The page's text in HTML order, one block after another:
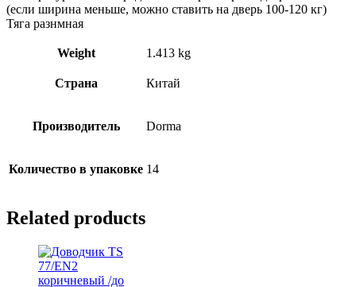
(если ширина меньше, можно ставить на дверь 100-120 кг)
Тяга разнмная
Weight 1.413 kg
Страна Китай
Производитель Dorma
Количество в упаковке 14
Related products